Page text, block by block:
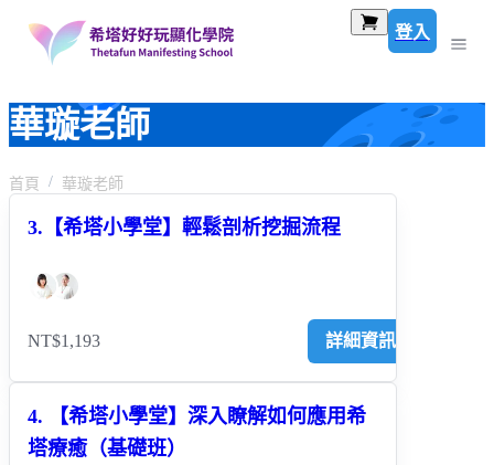
登入
華璇老師
首頁 華璇老師
3.【希塔小學堂】輕鬆剖析挖掘流程
NT$1,193 詳細資訊
4. 【希塔小學堂】深入瞭解如何應用希
塔療癒（基礎班）